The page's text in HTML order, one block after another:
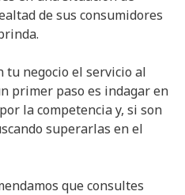
de sus consumidores
tu negocio el servicio al
primer paso es indagar en
la competencia y, si son
superarlas en el
que consultes